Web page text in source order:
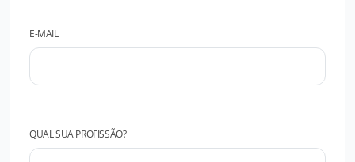
E-MAIL
QUAL SUA PROFISSÃO?